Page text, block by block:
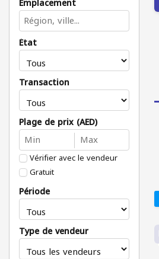
Emplacement
État
Transaction
Plage de prix (AED)
Vérifier avec le vendeur
Gratuit
Période
Type de vendeur